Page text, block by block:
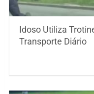
Idoso Utiliza
Transporte Diário